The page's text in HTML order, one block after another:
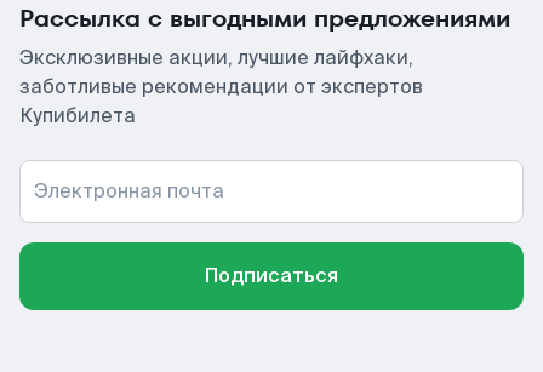
Рассылка с выгодными предложениями
Эксклюзивные акции, лучшие лайфхаки,
заботливые рекомендации от экспертов
Купибилета
Электронная почта
Подписаться